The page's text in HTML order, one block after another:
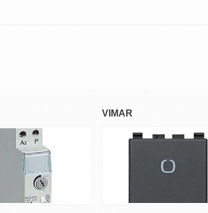
VIMAR